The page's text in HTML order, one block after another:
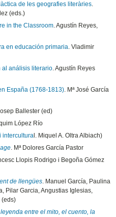
de les geografies literàries.
(eds.)
in the Classroom. Agustín Reyes,
en educación primaria. Vladimir
al análisis literario. Agustín Reyes
España (1768-1813). Mª José García
Ballester (ed)
López Río
intercultura l. Miquel A. Oltra Albiach)
. Mª Dolores García Pastor
Llopis Rodrigo i Begoña Gómez
de llengües. Manuel García, Paulina
Pilar Garcia, Angustias Iglesias,
(eds)
entre el mito, el cuento, la